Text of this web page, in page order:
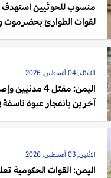
منسوب للحوثيين
لقوات الطوارئ بحضرموت
الثلاثاء, 04 أغسطس, 2026
آخرين بانفجار عبوة ناسفة
الإثنين, 03 أغسطس, 2026
اليمن: القوات الحكومية